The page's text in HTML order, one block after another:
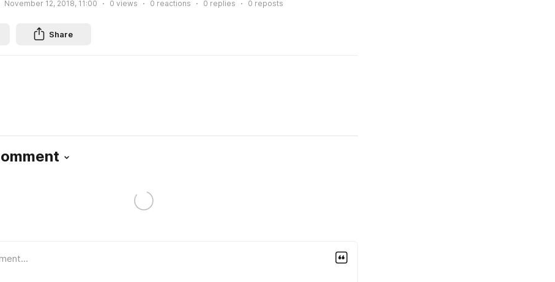
November 12, 2018, 11:00 0 views 0 reactions 0 replies 0 reposts
Share